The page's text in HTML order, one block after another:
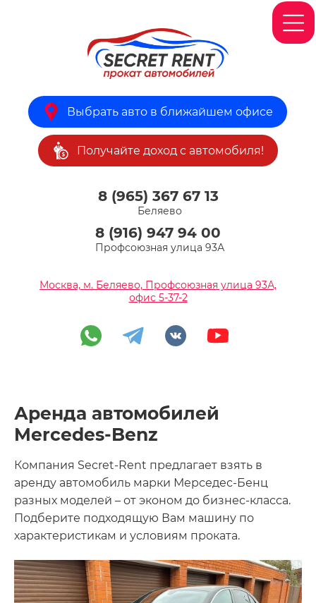
Выбрать авто в ближайшем офисе
Получайте доход с автомобиля!
8 (965) 367 67 13
Беляево
8 (916) 947 94 00
Профсоюзная улица 93А
Москва, м. Беляево, Профсоюзная улица 93А,
офис 5-37-2
Аренда автомобилей
Mercedes-Benz
Компания Secret-Rent предлагает взять в
аренду автомобиль марки Мерседес-Бенц
разных моделей – от эконом до бизнес-класса.
Подберите подходящую Вам машину по
характеристикам и условиям проката.